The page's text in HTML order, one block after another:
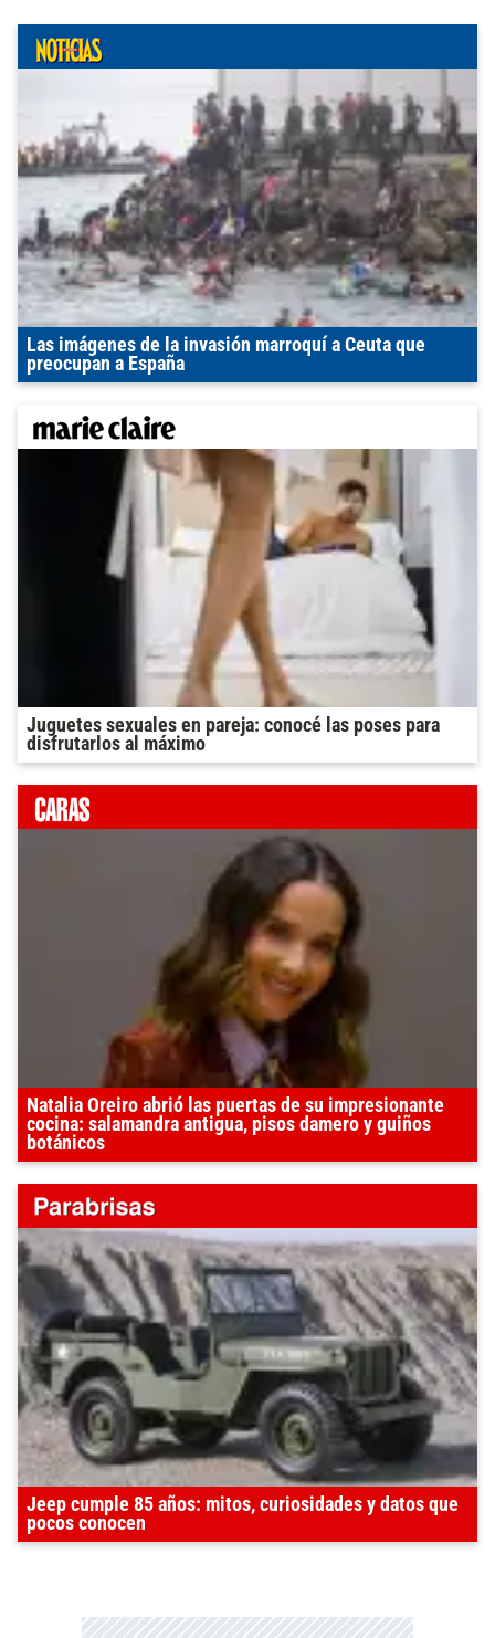
Las imágenes de la invasión marroquí a Ceuta que
preocupan a España
Juguetes sexuales en pareja: conocé las poses para
disfrutarlos al máximo
Natalia Oreiro abrió las puertas de su impresionante
cocina: salamandra antigua, pisos damero y guiños
botánicos
Jeep cumple 85 años: mitos, curiosidades y datos que
pocos conocen